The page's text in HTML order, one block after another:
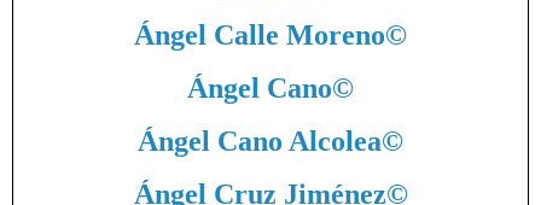
Ángel Calle Moreno©
Ángel Cano©
Ángel Cano Alcolea©
Ángel Cruz Jiménez©